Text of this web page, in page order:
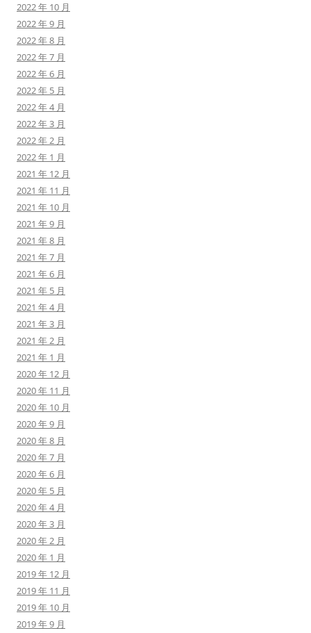
2022 年 10 月
2022 年 9 月
2022 年 8 月
2022 年 7 月
2022 年 6 月
2022 年 5 月
2022 年 4 月
2022 年 3 月
2022 年 2 月
2022 年 1 月
2021 年 12 月
2021 年 11 月
2021 年 10 月
2021 年 9 月
2021 年 8 月
2021 年 7 月
2021 年 6 月
2021 年 5 月
2021 年 4 月
2021 年 3 月
2021 年 2 月
2021 年 1 月
2020 年 12 月
2020 年 11 月
2020 年 10 月
2020 年 9 月
2020 年 8 月
2020 年 7 月
2020 年 6 月
2020 年 5 月
2020 年 4 月
2020 年 3 月
2020 年 2 月
2020 年 1 月
2019 年 12 月
2019 年 11 月
2019 年 10 月
2019 年 9 月